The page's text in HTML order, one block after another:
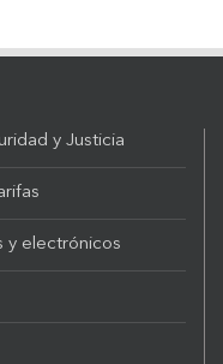
y Justicia
y electrónicos